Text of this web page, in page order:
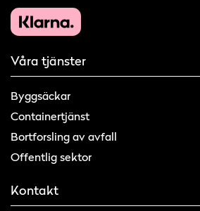
Våra tjänster
Byggsäckar
Containertjänst
Bortforsling av avfall
Offentlig sektor
Kontakt